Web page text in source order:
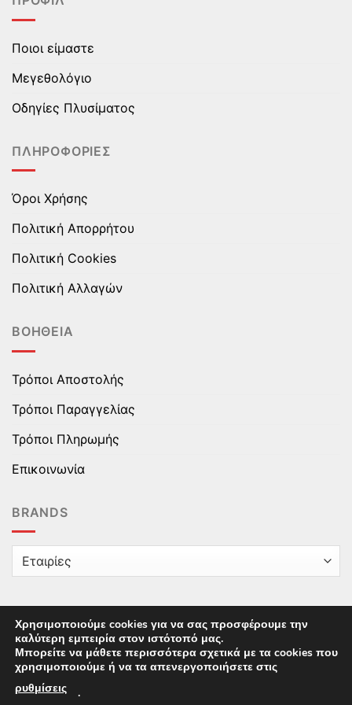
Οι
μπορούν
επιλεγούν
στη
σελίδα
προϊόντος
Ποιοι είμαστε
Μεγεθολόγιο
Οδηγίες Πλυσίματος
ΠΛΗΡΟΦΟΡΊΕΣ
Όροι Χρήσης
Πολιτική Απορρήτου
Πολιτική Cookies
Πολιτική Αλλαγών
ΒΟΉΘΕΙΑ
Τρόποι Αποστολής
Τρόποι Παραγγελίας
Τρόποι Πληρωμής
Επικοινωνία
BRANDS
Copyright © 2025 epaidika.gr / All Rights Reserved /
Supported byStarten Development
Χρησιμοποιούμε cookies για να σας προσφέρουμε την
καλύτερη εμπειρία στον ιστότοπό μας.
Μπορείτε να μάθετε περισσότερα σχετικά με τα cookies που
χρησιμοποιούμε ή να τα απενεργοποιήσετε στις
ρυθμίσεις
.
This site uses cookies to offer you a better browsing
experience. By browsing this website, you agree to our